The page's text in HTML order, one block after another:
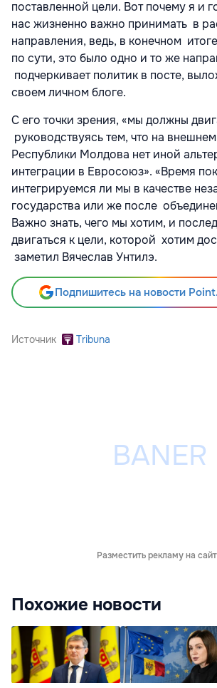
поставленной цели. Вот почему я и
нас жизненно важно принимать в
направления, ведь, в конечном
по сути, это было одно и то же
подчеркивает политик в посте,
своем личном блоге.
С его точки зрения, «мы должны
руководствуясь тем, что на
Республики Молдова нет иной
интеграции в Евросоюз». «Время
интегрируемся ли мы в качестве
государства или же после
Важно знать, чего мы хотим, и
двигаться к цели, которой хотим
заметил Вячеслав Унтилэ.
Подпишитесь на новости
Источник Tribuna
Разместить рекламу на
Похожие новости